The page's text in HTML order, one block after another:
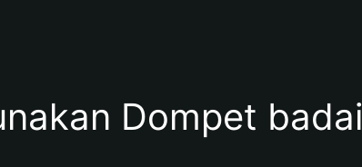
Dompet badai